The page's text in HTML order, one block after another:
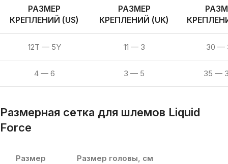
РАЗМЕР
КРЕПЛЕНИЙ (US)
РАЗМЕР
КРЕПЛЕНИЙ (UK)
12T — 5Y 11 — 3 30 —
4 — 6 3 — 5 35 —
Размерная сетка для шлемов Liquid
Force
Размер Размер головы, см